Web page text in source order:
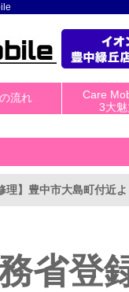
流れ
Care
3大魅
理】豊中市大島町付近
務省登